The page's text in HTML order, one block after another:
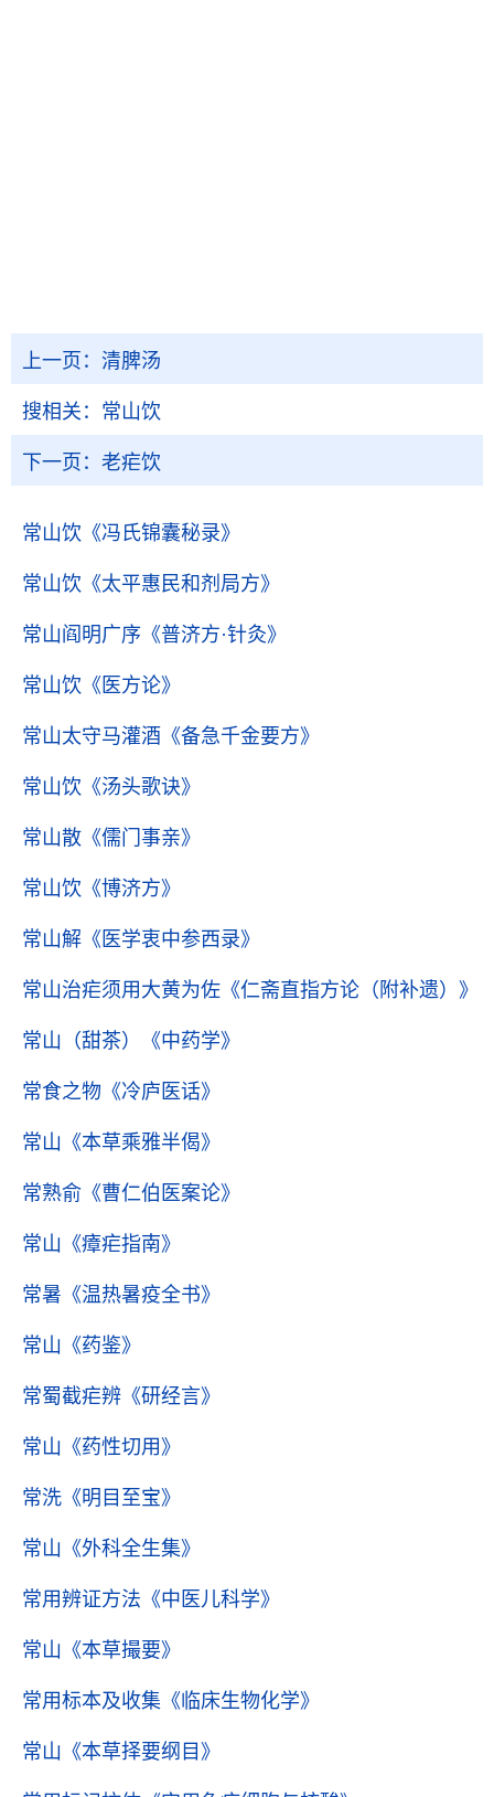
上一页： 清脾汤
搜相关： 常山饮
下一页： 老疟饮
常山饮 《冯氏锦囊秘录》
常山饮 《太平惠民和剂局方》
常山阎明广序 《普济方·针灸》
常山饮 《医方论》
常山太守马灌酒 《备急千金要方》
常山饮 《汤头歌诀》
常山散 《儒门事亲》
常山饮 《博济方》
常山解 《医学衷中参西录》
常山治疟须用大黄为佐 《仁斋直指方论（附补遗）》
常山（甜茶） 《中药学》
常食之物 《冷庐医话》
常山 《本草乘雅半偈》
常熟俞 《曹仁伯医案论》
常山 《瘴疟指南》
常暑 《温热暑疫全书》
常山 《药鉴》
常蜀截疟辨 《研经言》
常山 《药性切用》
常洗 《明目至宝》
常山 《外科全生集》
常用辨证方法 《中医儿科学》
常山 《本草撮要》
常用标本及收集 《临床生物化学》
常山 《本草择要纲目》